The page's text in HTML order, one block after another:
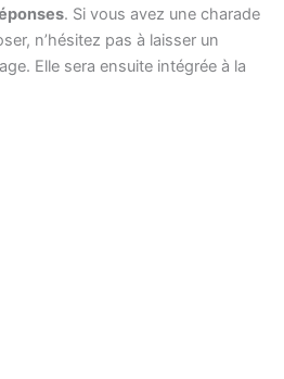
. Si vous avez une charade
n’hésitez pas à laisser un
Elle sera ensuite intégrée à la